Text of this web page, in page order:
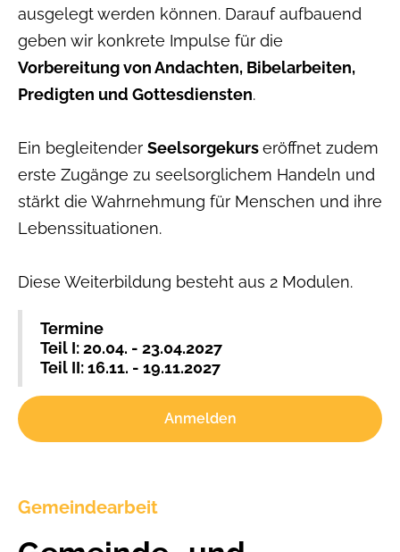
ausgelegt werden können. Darauf aufbauend
geben wir konkrete Impulse für die
Vorbereitung von Andachten, Bibelarbeiten,
Predigten und Gottesdiensten.
Ein begleitender Seelsorgekurseröffnet zudem
erste Zugänge zu seelsorglichem Handeln und
stärkt die Wahrnehmung für Menschen und ihre
Lebenssituationen.
Diese Weiterbildung besteht aus 2 Modulen.
Termine
Teil I: 20.04. - 23.04.2027
Teil II: 16.11. - 19.11.2027
Anmelden
Gemeindearbeit